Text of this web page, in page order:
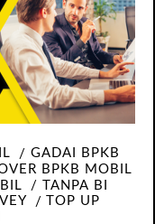
GADAI BPKB
OVER BPKB MOBIL
TANPA BI
TOP UP